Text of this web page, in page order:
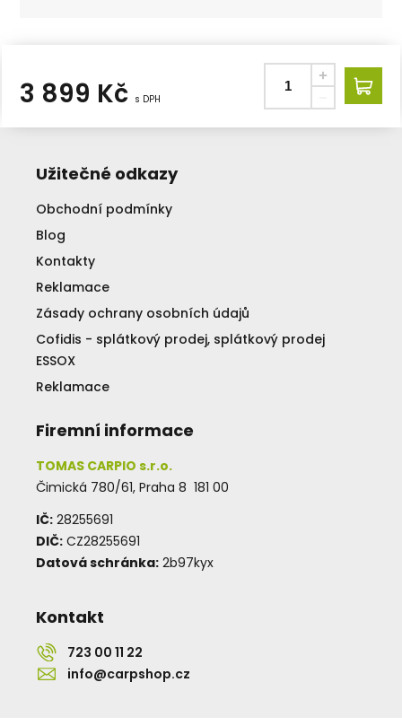
3 899 Kč s DPH
Užitečné odkazy
Obchodní podmínky
Blog
Kontakty
Reklamace
Zásady ochrany osobních údajů
Cofidis - splátkový prodej, splátkový prodej
ESSOX
Reklamace
Firemní informace
TOMAS CARPIO s.r.o.
Čimická 780/61, Praha 8 181 00
IČ: 28255691
DIČ: CZ28255691
Datová schránka: 2b97kyx
Kontakt
723 00 11 22
info@carpshop.cz